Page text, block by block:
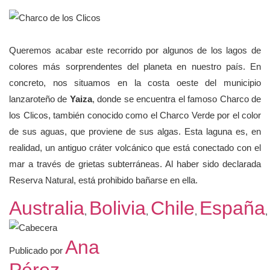
Queremos acabar este recorrido por algunos de los lagos de
colores más sorprendentes del planeta en nuestro país. En
concreto, nos situamos en la costa oeste del municipio
lanzaroteño de Yaiza, donde se encuentra el famoso Charco de
los Clicos, también conocido como el Charco Verde por el color
de sus aguas, que proviene de sus algas. Esta laguna es, en
realidad, un antiguo cráter volcánico que está conectado con el
mar a través de grietas subterráneas. Al haber sido declarada
Reserva Natural, está prohibido bañarse en ella.
Australia, Bolivia, Chile, España,
Publicado por Ana